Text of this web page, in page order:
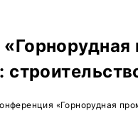
Золото
«Горнорудная